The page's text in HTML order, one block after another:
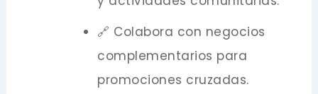
🔗 Colabora con negocios
complementarios para
promociones cruzadas.